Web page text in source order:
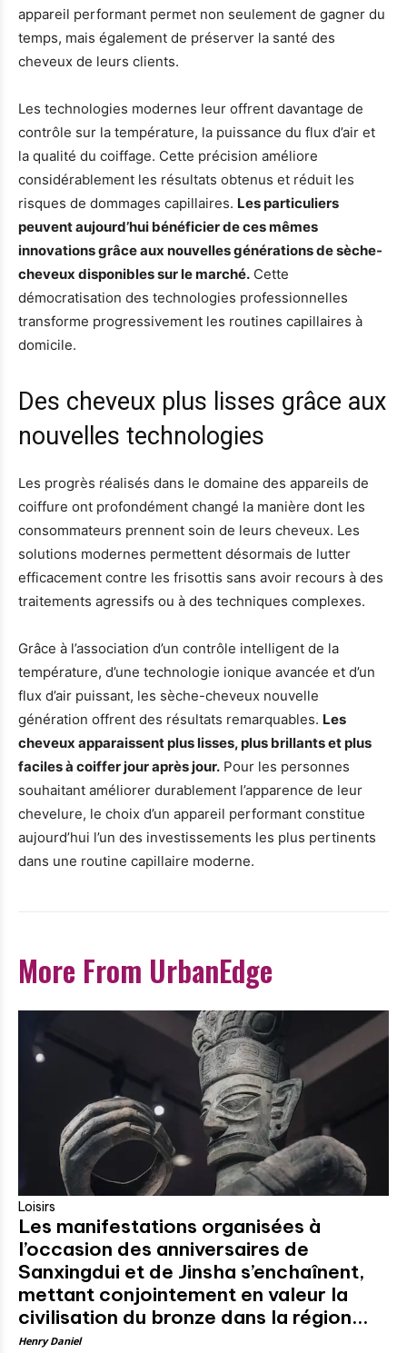
appareil performant permet non seulement de gagner du
temps, mais également de préserver la santé des
cheveux de leurs clients.
Les technologies modernes leur offrent davantage de
contrôle sur la température, la puissance du flux d’air et
la qualité du coiffage. Cette précision améliore
considérablement les résultats obtenus et réduit les
risques de dommages capillaires. Les particuliers
peuvent aujourd’hui bénéficier de ces mêmes
innovations grâce aux nouvelles générations de sèche-
cheveux disponibles sur le marché. Cette
démocratisation des technologies professionnelles
transforme progressivement les routines capillaires à
domicile.
Des cheveux plus lisses grâce aux
nouvelles technologies
Les progrès réalisés dans le domaine des appareils de
coiffure ont profondément changé la manière dont les
consommateurs prennent soin de leurs cheveux. Les
solutions modernes permettent désormais de lutter
efficacement contre les frisottis sans avoir recours à des
traitements agressifs ou à des techniques complexes.
Grâce à l’association d’un contrôle intelligent de la
température, d’une technologie ionique avancée et d’un
flux d’air puissant, les sèche-cheveux nouvelle
génération offrent des résultats remarquables. Les
cheveux apparaissent plus lisses, plus brillants et plus
faciles à coiffer jour après jour. Pour les personnes
souhaitant améliorer durablement l’apparence de leur
chevelure, le choix d’un appareil performant constitue
aujourd’hui l’un des investissements les plus pertinents
dans une routine capillaire moderne.
More From UrbanEdge
Loisirs
Les manifestations organisées à
l’occasion des anniversaires de
Sanxingdui et de Jinsha s’enchaînent,
mettant conjointement en valeur la
civilisation du bronze dans la région...
Henry Daniel